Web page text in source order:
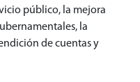
público, la mejora
la
de cuentas y